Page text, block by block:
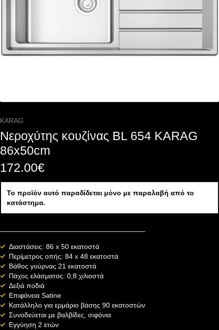
KARAG
Νεροχύτης κουζίνας BL 654 KARAG
86x50cm
172.00€
Το προϊόν αυτό παραδίδεται μόνο με παραλαβή από το
κατάστημα.
Διαστάσεις: 86 x 50 εκατοστά
Περίμετρος οπής: 84 x 48 εκατοστά
Βάθος γούρνας 21 εκατοστά
Πάχος ελάσματος: 0,8 χιλιοστά
Δεξιά ποδιά
Επιφάνεια Satine
Κατάλληλο για ερμάριο βάσης 90 εκατοστών
Συνοδεύεται με βαλβίδες, σιφόνια
Εγγύηση 2 ετών